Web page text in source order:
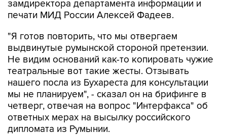
замдиректора департамента информации и
печати МИД России Алексей Фадеев.
"Я готов повторить, что мы отвергаем
выдвинутые румынской стороной претензии.
Не видим оснований как-то копировать чужие
театральные вот такие жесты. Отзывать
нашего посла из Бухареста для консультации
мы не планируем", - сказал он на брифинге в
четверг, отвечая на вопрос "Интерфакса" об
ответных мерах на высылку российского
дипломата из Румынии.